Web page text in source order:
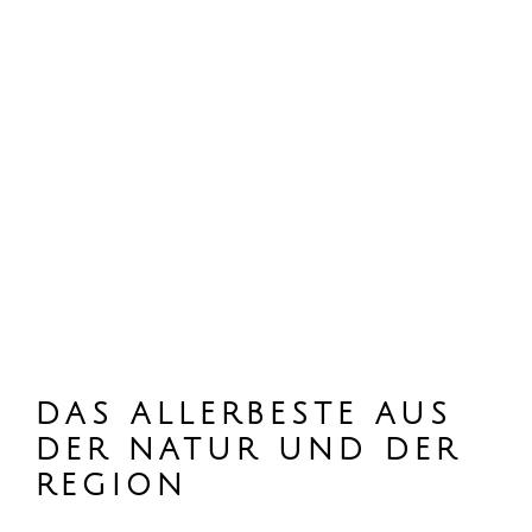
DAS ALLER­BESTE AUS
DER NATUR UND DER
REGION